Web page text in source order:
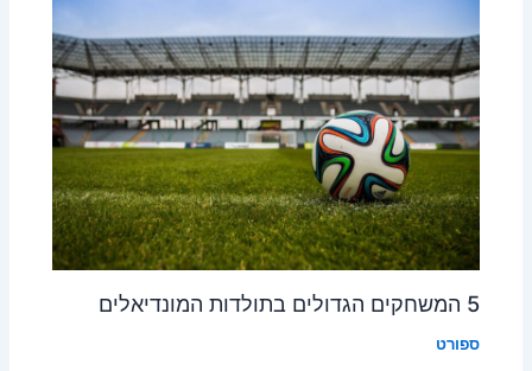
5 המשחקים הגדולים בתולדות המונדיאלים
ספורט